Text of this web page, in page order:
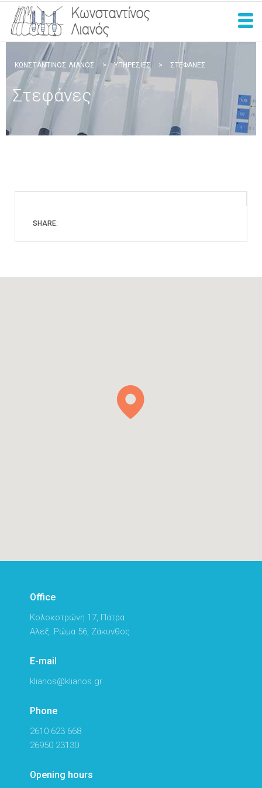
ΚΩΝΣΤΑΝΤΊΝΟΣ ΛΙΑΝΌΣ > ΥΠΗΡΕΣΊΕΣ > ΣΤΕΦΆΝΕΣ
Στεφάνες
SHARE:
Office
Κολοκοτρώνη 17, Πάτρα
Αλεξ. Ρώμα 56, Ζάκυνθος
E-mail
klianos@klianos.gr
Phone
2610 623 668
26950 23130
Opening hours